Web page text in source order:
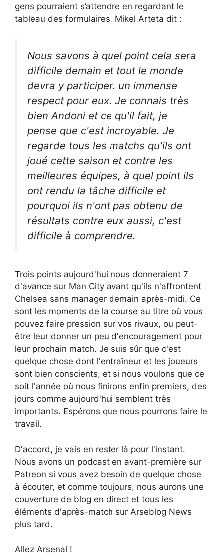
gens pourraient s’attendre en regardant le
tableau des formulaires. Mikel Arteta dit :
Nous savons à quel point cela sera
difficile demain et tout le monde
devra y participer. un immense
respect pour eux. Je connais très
bien Andoni et ce qu'il fait, je
pense que c'est incroyable. Je
regarde tous les matchs qu'ils ont
joué cette saison et contre les
meilleures équipes, à quel point ils
ont rendu la tâche difficile et
pourquoi ils n'ont pas obtenu de
résultats contre eux aussi, c'est
difficile à comprendre.
Trois points aujourd'hui nous donneraient 7
d'avance sur Man City avant qu'ils n'affrontent
Chelsea sans manager demain après-midi. Ce
sont les moments de la course au titre où vous
pouvez faire pression sur vos rivaux, ou peut-
être leur donner un peu d'encouragement pour
leur prochain match. Je suis sûr que c'est
quelque chose dont l'entraîneur et les joueurs
sont bien conscients, et si nous voulons que ce
soit l'année où nous finirons enfin premiers, des
jours comme aujourd'hui semblent très
importants. Espérons que nous pourrons faire le
travail.
D'accord, je vais en rester là pour l'instant.
Nous avons un podcast en avant-première sur
Patreon si vous avez besoin de quelque chose
à écouter, et comme toujours, nous aurons une
couverture de blog en direct et tous les
éléments d'après-match sur Arseblog News
plus tard.
Allez Arsenal !